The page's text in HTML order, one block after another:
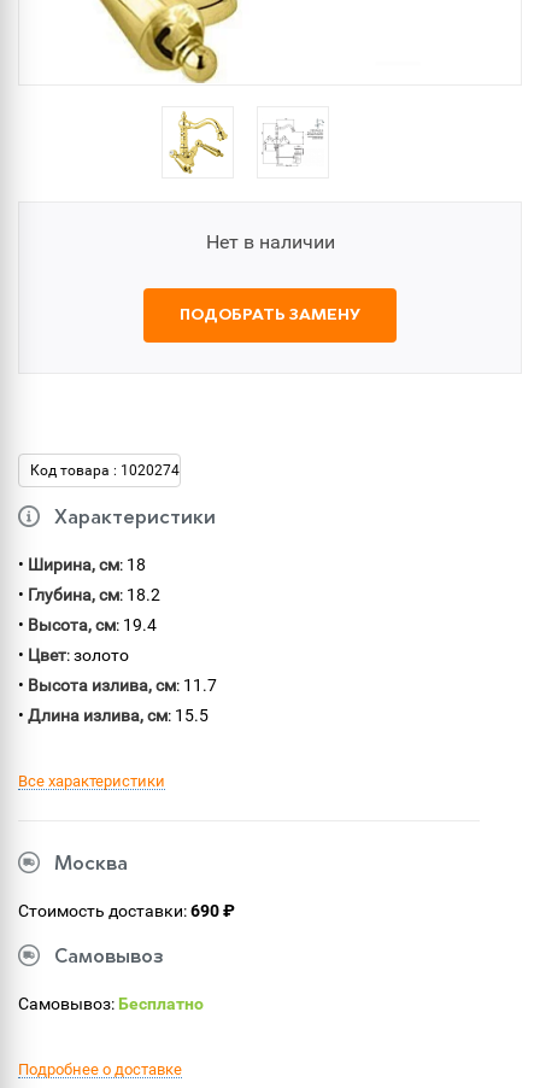
Нет в наличии
ПОДОБРАТЬ ЗАМЕНУ
Код товара : 1020274
Характеристики
• Ширина, см: 18
• Глубина, см: 18.2
• Высота, см: 19.4
• Цвет: золото
• Высота излива, см: 11.7
• Длина излива, см: 15.5
Все характеристики
Москва
Стоимость доставки:690 ₽
Самовывоз
Самовывоз:Бесплатно
Подробнее о доставке